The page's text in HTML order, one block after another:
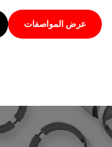
عرض المواصفات